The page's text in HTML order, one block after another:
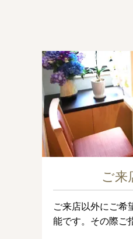
ご来
ご来店以外にご希
能です。その際ご